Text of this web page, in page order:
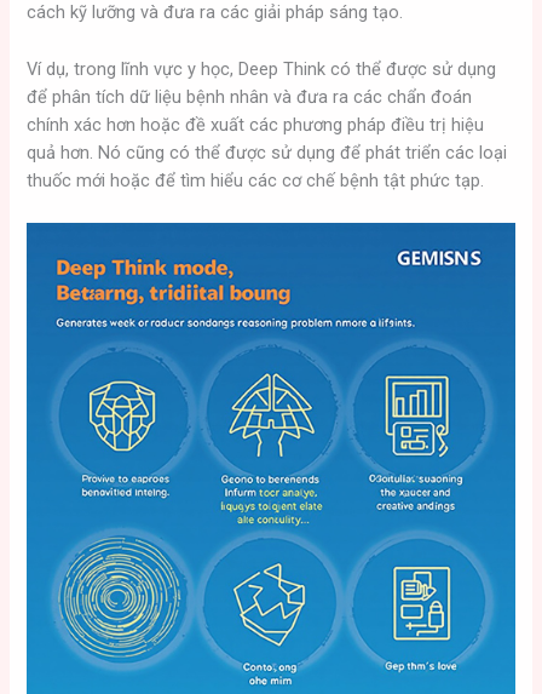
cách kỹ lưỡng và đưa ra các giải pháp sáng tạo.
Ví dụ, trong lĩnh vực y học, Deep Think có thể được sử dụng
để phân tích dữ liệu bệnh nhân và đưa ra các chẩn đoán
chính xác hơn hoặc đề xuất các phương pháp điều trị hiệu
quả hơn. Nó cũng có thể được sử dụng để phát triển các loại
thuốc mới hoặc để tìm hiểu các cơ chế bệnh tật phức tạp.